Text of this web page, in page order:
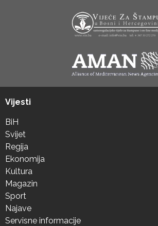
Vijesti
BiH
Svijet
Regija
Ekonomija
Kultura
Magazin
Sport
Najave
Servisne informacije